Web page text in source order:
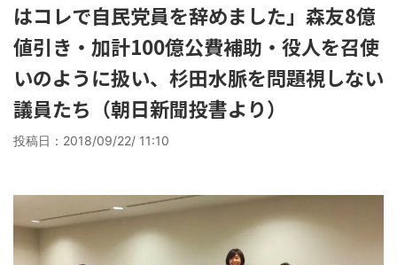
はコレで自民党員を辞めました」森友8億
値引き・加計100億公費補助・役人を召使
いのように扱い、杉田水脈を問題視しない
議員たち（朝日新聞投書より）
投稿日： 2018/09/22/ 11:10